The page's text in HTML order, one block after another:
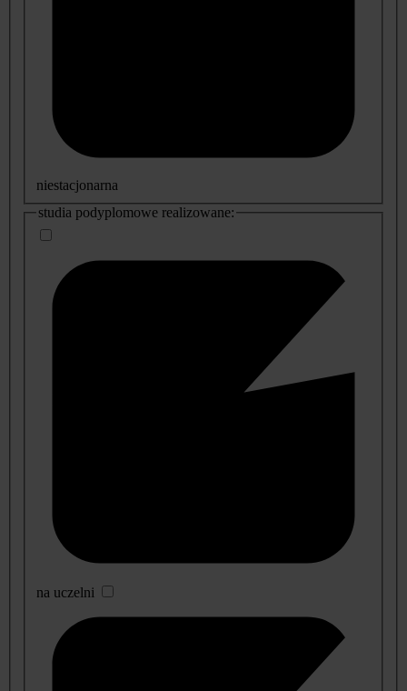
niestacjonarna
studia podyplomowe realizowane:
na uczelni